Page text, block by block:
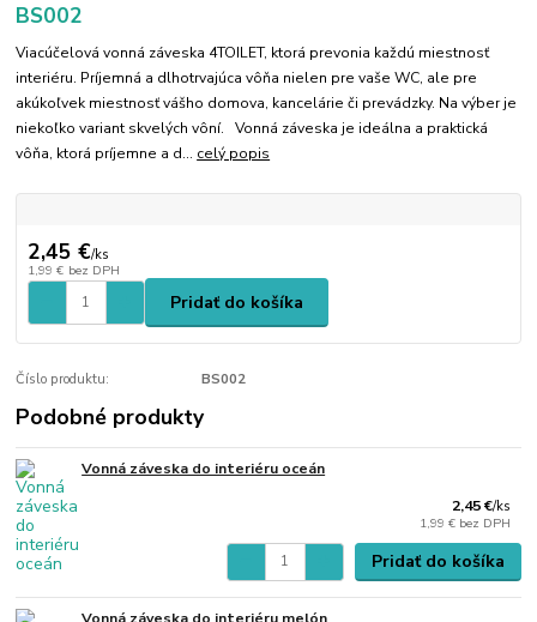
BS002
Viacúčelová vonná záveska 4TOILET, ktorá prevonia každú miestnosť
interiéru. Príjemná a dlhotrvajúca vôňa nielen pre vaše WC, ale pre
akúkoľvek miestnosť vášho domova, kancelárie či prevádzky. Na výber je
niekoľko variant skvelých vôní. Vonná záveska je ideálna a praktická
vôňa, ktorá príjemne a d... celý popis
2,45 €/ks
1,99 € bez DPH
Pridať do košíka
Číslo produktu: BS002
Podobné produkty
Vonná záveska do interiéru oceán
2,45 €/ks
1,99 € bez DPH
Pridať do košíka